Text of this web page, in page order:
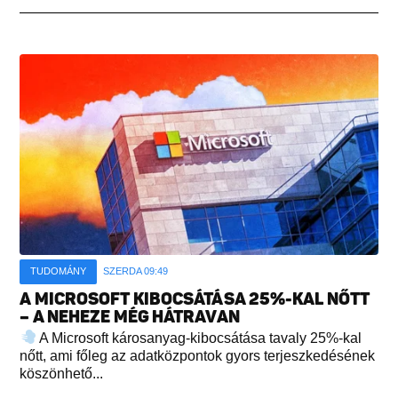
TUDOMÁNY SZERDA 09:49
A MICROSOFT KIBOCSÁTÁSA 25%-KAL NŐTT
– A NEHEZE MÉG HÁTRAVAN
A Microsoft károsanyag-kibocsátása tavaly 25%-kal
nőtt, ami főleg az adatközpontok gyors terjeszkedésének
köszönhető...